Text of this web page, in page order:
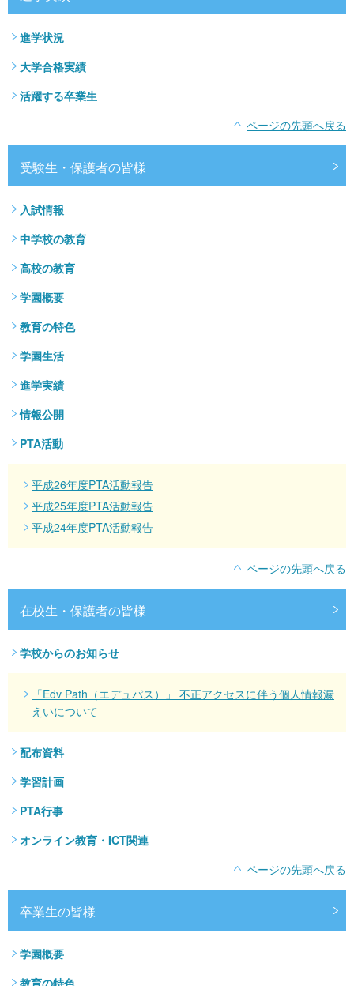
進学状況
大学合格実績
活躍する卒業生
ページの先頭へ戻る
受験生・保護者の皆様
入試情報
中学校の教育
高校の教育
学園概要
教育の特色
学園生活
進学実績
情報公開
PTA活動
平成26年度PTA活動報告
平成25年度PTA活動報告
平成24年度PTA活動報告
ページの先頭へ戻る
在校生・保護者の皆様
学校からのお知らせ
「Edv Path（エデュパス）」 不正アクセスに伴う個人情報漏
えいについて
配布資料
学習計画
PTA行事
オンライン教育・ICT関連
ページの先頭へ戻る
卒業生の皆様
学園概要
教育の特色